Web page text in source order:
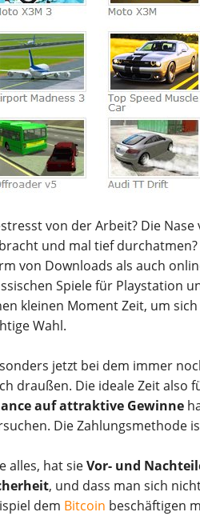
von der Arbeit? Die
und mal tief
von Downloads als auch
Spiele für Playstation
kleinen Moment Zeit, um
Wahl.
jetzt bei dem immer
draußen. Die ideale Zeit also
auf attraktive Gewinne
Die Zahlungsmethode
alles, hat sieVor- und
, und dass man sich
dem Bitcoin beschäftigen